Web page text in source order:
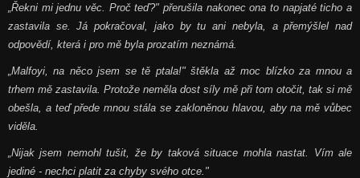
„Řekni mi jednu věc. Proč teď?" přerušila nakonec ona to napjaté ticho a
zastavila se. Já pokračoval, jako by tu ani nebyla, a přemýšlel nad
odpovědí, která i pro mě byla prozatím neznámá.
„Malfoyi, na něco jsem se tě ptala!" štěkla až moc blízko za mnou a
trhem mě zastavila. Protože neměla dost síly mě při tom otočit, tak si mě
obešla, a teď přede mnou stála se zakloněnou hlavou, aby na mě vůbec
viděla.
„Nijak jsem nemohl tušit, že by taková situace mohla nastat. Vím ale
jediné - nechci platit za chyby svého otce."